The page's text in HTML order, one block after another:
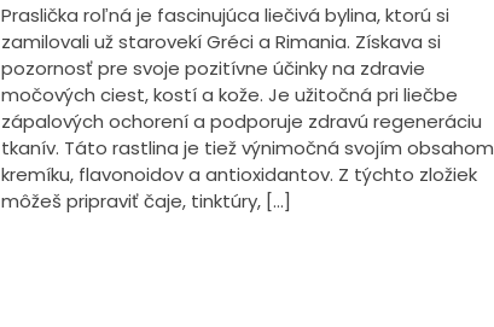
Praslička roľná je fascinujúca liečivá bylina, ktorú si
zamilovali už starovekí Gréci a Rimania. Získava si
pozornosť pre svoje pozitívne účinky na zdravie
močových ciest, kostí a kože. Je užitočná pri liečbe
zápalových ochorení a podporuje zdravú regeneráciu
tkanív. Táto rastlina je tiež výnimočná svojím obsahom
kremíku, flavonoidov a antioxidantov. Z týchto zložiek
môžeš pripraviť čaje, tinktúry, […]